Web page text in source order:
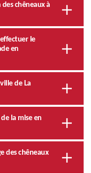
chêneaux à
le
en
de La
la mise en
des chêneaux